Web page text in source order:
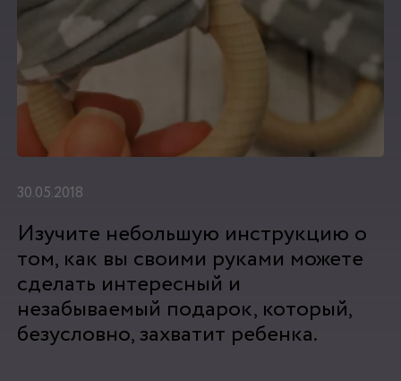
30.05.2018
Изучите небольшую инструкцию о
том, как вы своими руками можете
сделать интересный и
незабываемый подарок, который,
безусловно, захватит ребенка.